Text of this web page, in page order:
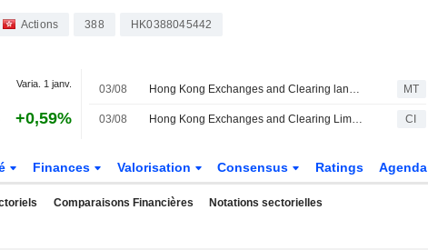
Actions 388 HK0388045442
Varia. 1 janv.
+0,59%
03/08 Hong Kong Exchanges and Clearing lance un contrat à terme sur les obligations d'État chinoises à cinq ans MT
03/08 Hong Kong Exchanges and Clearing Limited lance des contrats à terme sur les obligations d'État chinoises à cinq ans CI
Finances Valorisation Consensus Ratings Agenda
Comparaisons Financières Notations sectorielles